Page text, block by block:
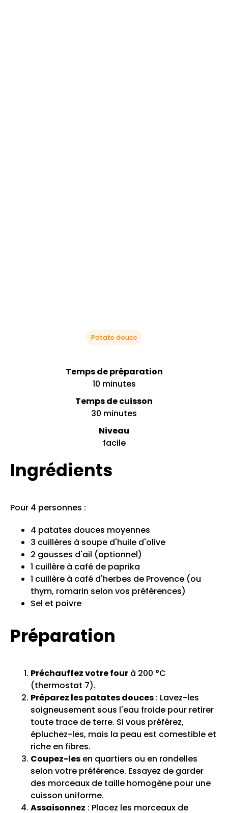
Patate douce
Temps de préparation
10 minutes
Temps de cuisson
30 minutes
Niveau
facile
Ingrédients
Pour 4 personnes :
4 patates douces moyennes
3 cuillères à soupe d'huile d'olive
2 gousses d'ail (optionnel)
1 cuillère à café de paprika
1 cuillère à café d'herbes de Provence (ou
thym, romarin selon vos préférences)
Sel et poivre
Préparation
Préchauffez votre four à 200 °C
(thermostat 7).
Préparez les patates douces : Lavez-les
soigneusement sous l'eau froide pour retirer
toute trace de terre. Si vous préférez,
épluchez-les, mais la peau est comestible et
riche en fibres.
Coupez-les en quartiers ou en rondelles
selon votre préférence. Essayez de garder
des morceaux de taille homogène pour une
cuisson uniforme.
Assaisonnez : Placez les morceaux de